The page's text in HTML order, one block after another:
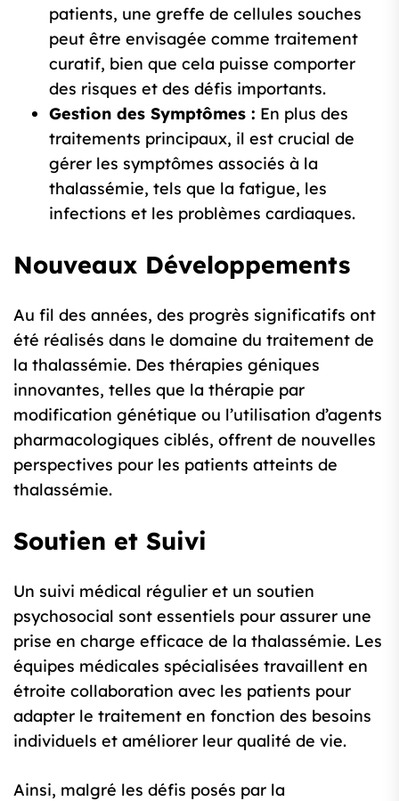
patients, une greffe de cellules souches
peut être envisagée comme traitement
curatif, bien que cela puisse comporter
des risques et des défis importants.
Gestion des Symptômes : En plus des
traitements principaux, il est crucial de
gérer les symptômes associés à la
thalassémie, tels que la fatigue, les
infections et les problèmes cardiaques.
Nouveaux Développements
Au fil des années, des progrès significatifs ont
été réalisés dans le domaine du traitement de
la thalassémie. Des thérapies géniques
innovantes, telles que la thérapie par
modification génétique ou l’utilisation d’agents
pharmacologiques ciblés, offrent de nouvelles
perspectives pour les patients atteints de
thalassémie.
Soutien et Suivi
Un suivi médical régulier et un soutien
psychosocial sont essentiels pour assurer une
prise en charge efficace de la thalassémie. Les
équipes médicales spécialisées travaillent en
étroite collaboration avec les patients pour
adapter le traitement en fonction des besoins
individuels et améliorer leur qualité de vie.
Ainsi, malgré les défis posés par la